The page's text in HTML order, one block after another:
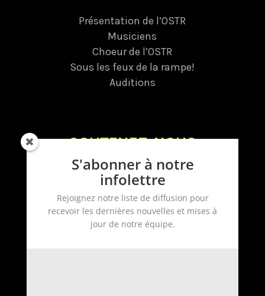
Présentation de l’OSTR
Musiciens
Choeur de l’OSTR
Sous les feux de la rampe!
Auditions
SOUTENEZ-NOUS
Donnez
Dons planifiés
Tirage
Devenez bénévole
S'abonner à notre
infolettre
Rejoignez notre liste de diffusion pour
recevoir les dernières nouvelles et mises à
jour de notre équipe.